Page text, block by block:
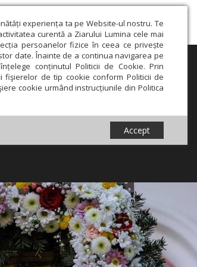
experiența ta pe Website-ul nostru. Te
curentă a Ziarului Lumina cele mai
persoanelor fizice în ceea ce privește
date. Înainte de a continua navigarea pe
conținutul Politicii de Cookie. Prin
fişierelor de tip cookie conform Politicii de
cookie urmând instrucțiunile din Politica
Accept